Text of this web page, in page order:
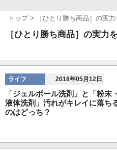
トップ ［ひとり勝ち商品］の実
［ひとり勝ち商品］の実力
ライフ 2018年05月12日
「ジェルボール洗剤」と「粉末・
液体洗剤」汚れがキレイに落ち
のはどっち？